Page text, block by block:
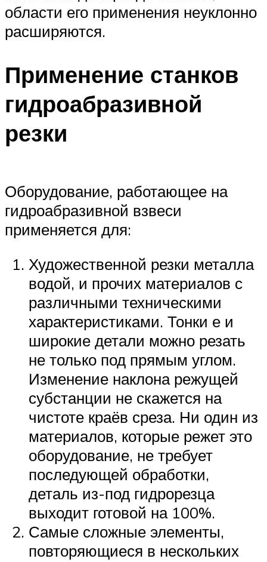
области его применения неуклонно
расширяются.
Применение станков
гидроабразивной
резки
Оборудование, работающее на
гидроабразивной взвеси
применяется для:
Художественной резки металла
водой, и прочих материалов с
различными техническими
характеристиками. Тонки е и
широкие детали можно резать
не только под прямым углом.
Изменение наклона режущей
субстанции не скажется на
чистоте краёв среза. Ни один из
материалов, которые режет это
оборудование, не требует
последующей обработки,
деталь из-под гидрорезца
выходит готовой на 100%.
Самые сложные элементы,
повторяющиеся в нескольких